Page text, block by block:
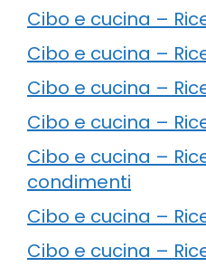
Cibo e cucina –
Cibo e cucina –
Cibo e cucina –
Cibo e cucina –
Cibo e cucina –
condimenti
Cibo e cucina –
Cibo e cucina –